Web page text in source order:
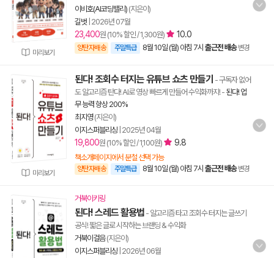
미리보기
이비호(AI코딩밸리) (지은이)
길벗 2026년 07월
23,400원 (10% 할인 / 1,300원) 10.0
양탄자배송 주말특급 8월 10일 (월) 아침 7시 출근전 배송 변경
미리보기
된다! 조회수 터지는 유튜브 쇼츠 만들기 - 구독자 없어
도 알고리즘 탄다! AI로 영상 빠르게 만들어 수익화까지!- 된다! 업
무 능력 향상 200%
최지영(지은이)
이지스퍼블리싱 2025년 04월
19,800원 (10% 할인 / 1,100원) 9.8
책소개페이지에서 분철 선택 가능
양탄자배송 주말특급 8월 10일 (월) 아침 7시 출근전 배송 변경
거북이키링
된다! 스레드 활용법 - 알고리즘 타고 조회수 터지는 글쓰기
공식! 짧은 글로 시작하는 브랜딩 & 수익화
거북이걸음(지은이)
이지스퍼블리싱 2026년 06월